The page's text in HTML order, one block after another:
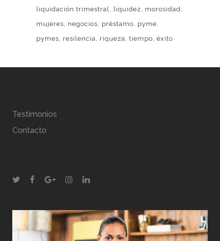
liquidación trimestral
liquidez
morosidad
mujeres
negocios préstamo
pyme
pymes
resilencia riqueza tiempo éxito
Testimonios
Contacto